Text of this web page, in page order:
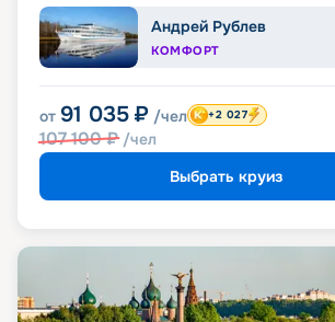
Андрей Рублев
КОМФОРТ
от 91 035 ₽ /чел
107 100₽ /чел
+2 027
Выбрать круиз